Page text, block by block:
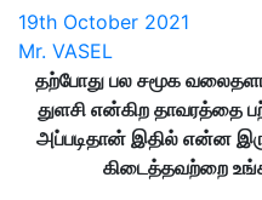
19th October 2021
Mr. VASEL
தற்போது பல சமூக
துளசி என்கிற தாவரத்தை
அப்படிதான் இதில் என்ன
கிடைத்தவற்றை